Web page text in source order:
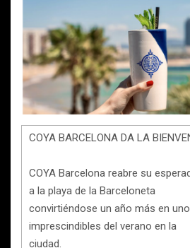
COYA BARCELONA DA LA
COYA Barcelona reabre su
a la playa de la Barceloneta
convirtiéndose un año más en
imprescindibles del verano en la
ciudad.